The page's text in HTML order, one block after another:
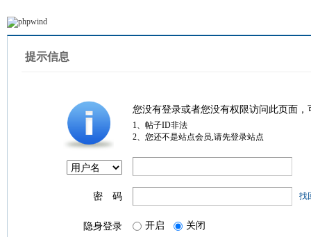
提示信息
您没有登录或者您没有权限访问此页面
1、帖子ID非法
2、您还不是站点会员,请先登录站点
密 码 找
隐身登录 开启 关闭